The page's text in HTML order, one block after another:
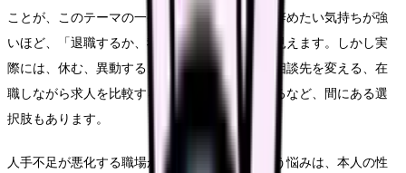
ことが、このテーマの一番大きなリスクです。辞めたい気持ちが強
いほど、「退職するか、我慢するか」の二択に見えます。しかし実
際には、休む、異動する、勤務形態を変える、相談先を変える、在
職しながら求人を比較する、退職時期を調整するなど、間にある選
択肢もあります。
人手不足が悪化する職場から逃げるべきかという悩みは、本人の性